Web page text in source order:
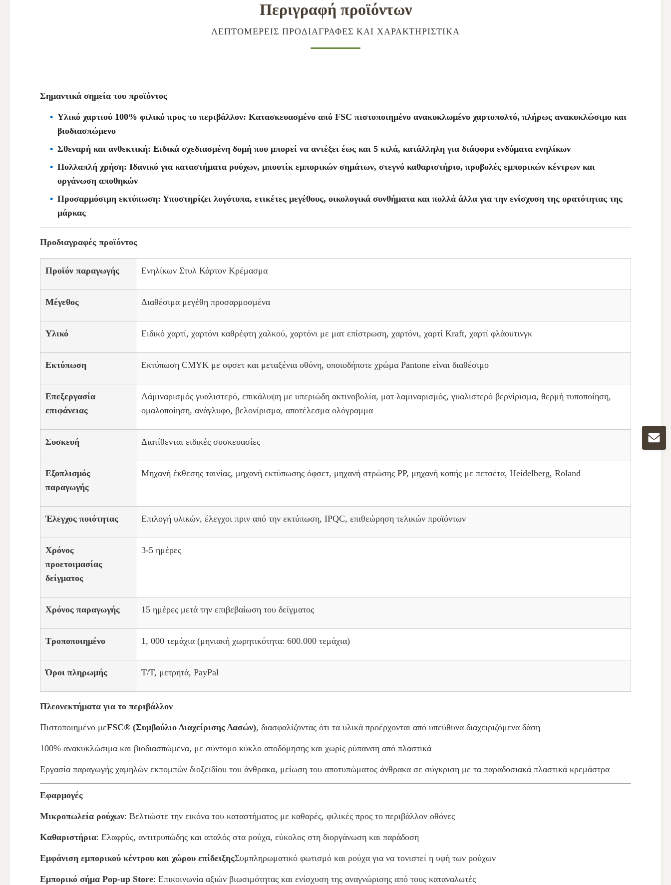
Περιγραφή προϊόντων
ΛΕΠΤΟΜΕΡΕΊΣ ΠΡΟΔΙΑΓΡΑΦΈΣ ΚΑΙ ΧΑΡΑΚΤΗΡΙΣΤΙΚΆ
Σημαντικά σημεία του προϊόντος
Υλικό χαρτιού 100% φιλικό προς το περιβάλλον: Κατασκευασμένο από FSC πιστοποιημένο ανακυκλωμένο χαρτοπολτό, πλήρως ανακυκλώσιμο και
βιοδιασπώμενο
Σθεναρή και ανθεκτική: Ειδικά σχεδιασμένη δομή που μπορεί να αντέξει έως και 5 κιλά, κατάλληλη για διάφορα ενδύματα ενηλίκων
Πολλαπλή χρήση: Ιδανικό για καταστήματα ρούχων, μπουτίκ εμπορικών σημάτων, στεγνό καθαριστήριο, προβολές εμπορικών κέντρων και
οργάνωση αποθηκών
Προσαρμόσιμη εκτύπωση: Υποστηρίζει λογότυπα, ετικέτες μεγέθους, οικολογικά συνθήματα και πολλά άλλα για την ενίσχυση της ορατότητας της
μάρκας
Προδιαγραφές προϊόντος
Προϊόν παραγωγής Ενηλίκων Στυλ Κάρτον Κρέμασμα
Μέγεθος Διαθέσιμα μεγέθη προσαρμοσμένα
Υλικό Ειδικό χαρτί, χαρτόνι καθρέφτη χαλκού, χαρτόνι με ματ επίστρωση, χαρτόνι, χαρτί Kraft, χαρτί φλάουτινγκ
Εκτύπωση Εκτύπωση CMYK με οφσετ και μεταξένια οθόνη, οποιοδήποτε χρώμα Pantone είναι διαθέσιμο
Επεξεργασία
επιφάνειας
Λάμιναρισμός γυαλιστερό, επικάλυψη με υπεριώδη ακτινοβολία, ματ λαμιναρισμός, γυαλιστερό βερνίρισμα, θερμή τυποποίηση,
ομαλοποίηση, ανάγλυφο, βελονίρισμα, αποτέλεσμα ολόγραμμα
Συσκευή Διατίθενται ειδικές συσκευασίες
Εξοπλισμός
παραγωγής
Μηχανή έκθεσης ταινίας, μηχανή εκτύπωσης όφσετ, μηχανή στρώσης PP, μηχανή κοπής με πετσέτα, Heidelberg, Roland
Έλεγχος ποιότητας Επιλογή υλικών, έλεγχοι πριν από την εκτύπωση, IPQC, επιθεώρηση τελικών προϊόντων
Χρόνος
προετοιμασίας
δείγματος
3-5 ημέρες
Χρόνος παραγωγής 15 ημέρες μετά την επιβεβαίωση του δείγματος
Τροποποιημένο 1, 000 τεμάχια (μηνιακή χωρητικότητα: 600.000 τεμάχια)
Όροι πληρωμής Τ/Τ, μετρητά, PayPal
Πλεονεκτήματα για το περιβάλλον
Πιστοποιημένο μεFSC® (Συμβούλιο Διαχείρισης Δασών), διασφαλίζοντας ότι τα υλικά προέρχονται από υπεύθυνα διαχειριζόμενα δάση
100% ανακυκλώσιμα και βιοδιασπώμενα, με σύντομο κύκλο αποδόμησης και χωρίς ρύπανση από πλαστικά
Εργασία παραγωγής χαμηλών εκπομπών διοξειδίου του άνθρακα, μείωση του αποτυπώματος άνθρακα σε σύγκριση με τα παραδοσιακά πλαστικά κρεμάστρα
Εφαρμογές
Μικροπωλεία ρούχων: Βελτιώστε την εικόνα του καταστήματος με καθαρές, φιλικές προς το περιβάλλον οθόνες
Καθαριστήρια: Ελαφρύς, αντιτρυπώδης και απαλός στα ρούχα, εύκολος στη διοργάνωση και παράδοση
Εμφάνιση εμπορικού κέντρου και χώρου επίδειξηςΣυμπληρωματικό φωτισμό και ρούχα για να τονιστεί η υφή των ρούχων
Εμπορικό σήμα Pop-up Store: Επικοινωνία αξιών βιωσιμότητας και ενίσχυση της αναγνώρισης από τους καταναλωτές